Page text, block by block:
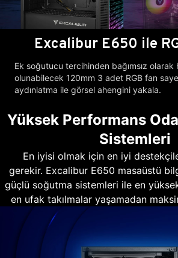
Excalibur E650 ile
Ek soğutucu tercihinden bağımsız
olunabilecek 120mm 3 adet RGB fan
aydınlatma ile görsel ahengini yakala.
Yüksek Performans
Sistemleri
En iyisi olmak için en iyi
gerekir. Excalibur E650 masaüstü
güçlü soğutma sistemleri ile en
en ufak takılmalar yaşamadan